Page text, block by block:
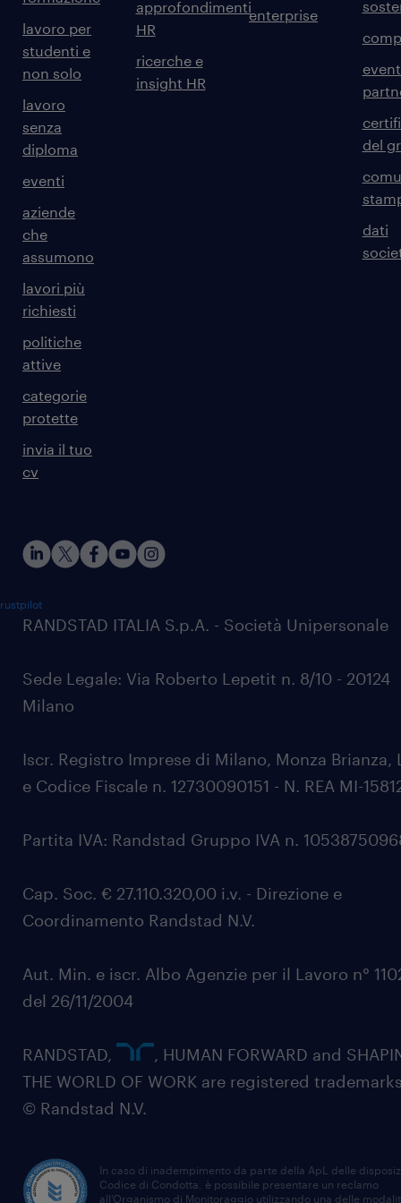
lavoro per
studenti e
non solo
lavoro
senza
diploma
eventi
aziende
che
assumono
lavori più
richiesti
politiche
attive
categorie
protette
invia il tuo
cv
approfondimenti
HR
ricerche e
insight HR
enterprise
del
dati
RANDSTAD ITALIA S.p.A. - Società Unipersonale
Sede Legale: Via Roberto Lepetit n. 8/10 - 20124
Milano
Iscr. Registro Imprese di Milano, Monza Brianza,
e Codice Fiscale n. 12730090151 - N. REA MI-
Partita IVA: Randstad Gruppo IVA n.
Cap. Soc. € 27.110.320,00 i.v. - Direzione e
Coordinamento Randstad N.V.
Aut. Min. e iscr. Albo Agenzie per il Lavoro n°
del 26/11/2004
RANDSTAD,
, HUMAN FORWARD and
THE WORLD OF WORK are registered
© Randstad N.V.
In caso di inadempimento da parte della ApL delle
Codice di Condotta, è possibile presentare un reclamo
all’Organismo di Monitoraggio utilizzando una delle